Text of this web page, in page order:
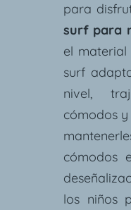
para
surf para
el material
surf
nivel,
cómodos
cómodos
los niños